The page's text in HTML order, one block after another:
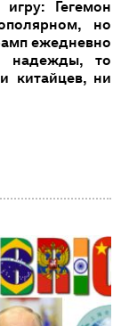
Гегемон
но
ежедневно
надежды, то
китайцев, ни